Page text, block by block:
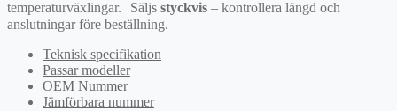
temperaturväxlingar. Säljs styckvis – kontrollera längd och
anslutningar före beställning.
Teknisk specifikation
Passar modeller
OEM Nummer
Jämförbara nummer